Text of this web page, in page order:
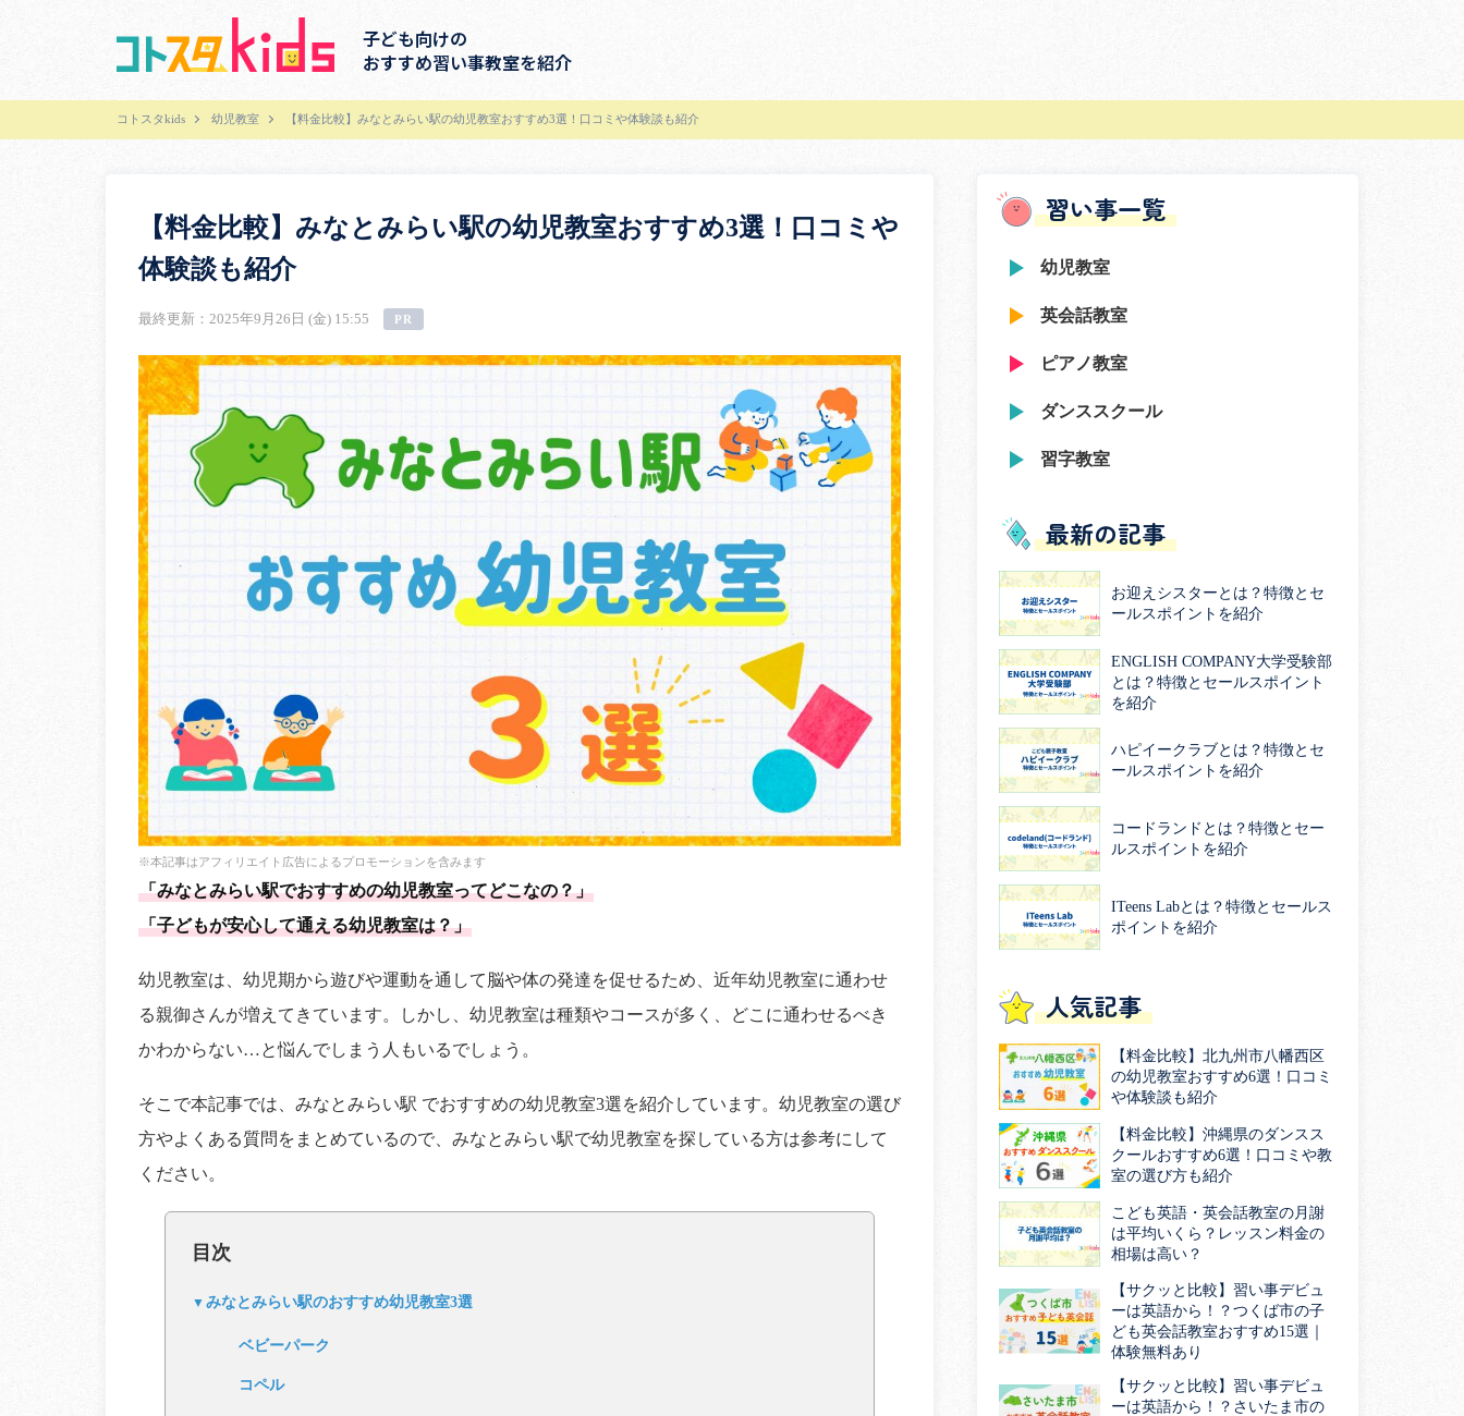
子ども向けの
おすすめ習い事教室を紹介
コトスタkids 幼児教室 【料金比較】みなとみらい駅の幼児教室おすすめ3選！口コミや体験談も紹介
【料金比較】みなとみらい駅の幼児教室おすすめ3選！口コミや
体験談も紹介
最終更新：2025年9月26日 (金) 15:55 PR
※本記事はアフィリエイト広告によるプロモーションを含みます
「みなとみらい駅でおすすめの幼児教室ってどこなの？」
「子どもが安心して通える幼児教室は？」
幼児教室は、幼児期から遊びや運動を通して脳や体の発達を促せるため、近年幼児教室に通わせ
る親御さんが増えてきています。しかし、幼児教室は種類やコースが多く、どこに通わせるべき
かわからない…と悩んでしまう人もいるでしょう。
そこで本記事では、みなとみらい駅 でおすすめの幼児教室3選を紹介しています。幼児教室の選び
方やよくある質問をまとめているので、みなとみらい駅で幼児教室を探している方は参考にして
ください。
目次
みなとみらい駅のおすすめ幼児教室3選
ベビーパーク
コペル
習い事一覧
幼児教室
英会話教室
ピアノ教室
ダンススクール
習字教室
最新の記事
お迎えシスターとは？特徴とセ
ールスポイントを紹介
ENGLISH COMPANY大学受験部
とは？特徴とセールスポイント
を紹介
ハピイークラブとは？特徴とセ
ールスポイントを紹介
コードランドとは？特徴とセー
ルスポイントを紹介
ITeens Labとは？特徴とセールス
ポイントを紹介
人気記事
【料金比較】北九州市八幡西区
の幼児教室おすすめ6選！口コミ
や体験談も紹介
【料金比較】沖縄県のダンスス
クールおすすめ6選！口コミや教
室の選び方も紹介
こども英語・英会話教室の月謝
は平均いくら？レッスン料金の
相場は高い？
【サクッと比較】習い事デビュ
ーは英語から！？つくば市の子
ども英会話教室おすすめ15選｜
体験無料あり
【サクッと比較】習い事デビュ
ーは英語から！？さいたま市の